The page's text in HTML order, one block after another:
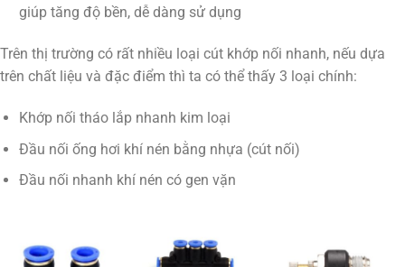
giúp tăng độ bền, dễ dàng sử dụng
Trên thị trường có rất nhiều loại cút khớp nối nhanh, nếu dựa
trên chất liệu và đặc điểm thì ta có thể thấy 3 loại chính:
Khớp nối tháo lắp nhanh kim loại
Đầu nối ống hơi khí nén bằng nhựa (cút nối)
Đầu nối nhanh khí nén có gen vặn